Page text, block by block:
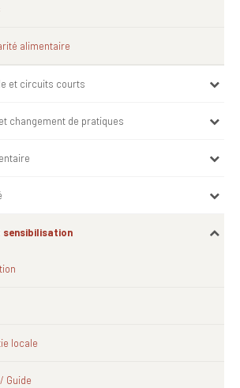
alimentaire
et circuits courts
changement de pratiques
sensibilisation
locale
Guide